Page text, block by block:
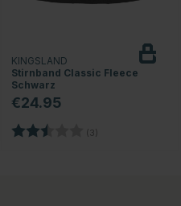
KINGSLAND
Stirnband Classic Fleece
Schwarz
€24.95
Bewertung: (3)